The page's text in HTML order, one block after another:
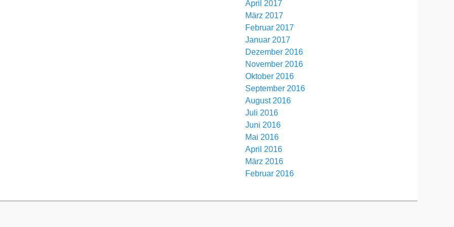
April 2017
März 2017
Februar 2017
Januar 2017
Dezember 2016
November 2016
Oktober 2016
September 2016
August 2016
Juli 2016
Juni 2016
Mai 2016
April 2016
März 2016
Februar 2016